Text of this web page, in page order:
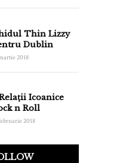
Thin Lizzy
Dublin
2018
Icoanice
n Roll
2018